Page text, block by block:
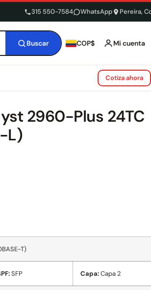
315 550-7584 WhatsApp Pereira,
Buscar COP$ Mi cuenta
Cotiza ahora
2960-Plus 24TC
L)
T)
SFP Capa:Capa 2